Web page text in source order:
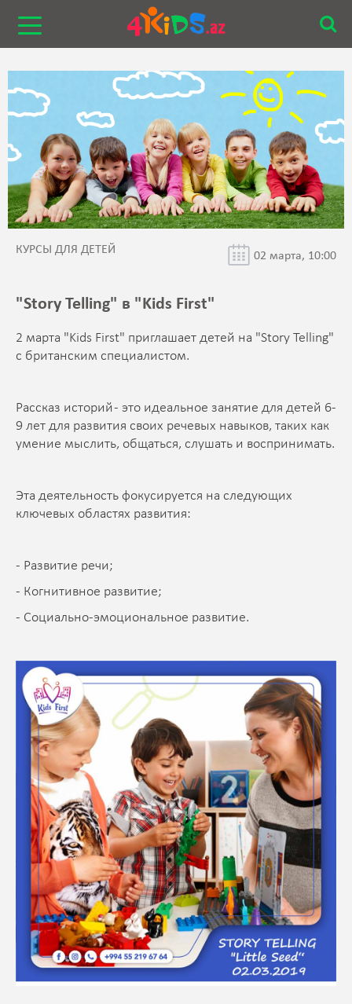
КУРСЫ ДЛЯ ДЕТЕЙ 02 марта, 10:00
"Story Telling" в "Kids First"
2 марта "Kids First" приглашает детей на "Story Telling"
с британским специалистом.
Рассказ историй - это идеальное занятие для детей 6-
9 лет для развития своих речевых навыков, таких как
умение мыслить, общаться, слушать и воспринимать.
Эта деятельность фокусируется на следующих
ключевых областях развития:
- Развитие речи;
- Когнитивное развитие;
- Социально-эмоциональное развитие.